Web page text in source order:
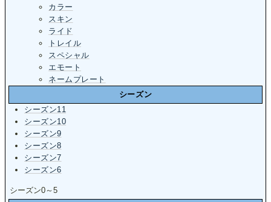
カラー
スキン
ライド
トレイル
スペシャル
エモート
ネームプレート
シーズン
シーズン11
シーズン10
シーズン9
シーズン8
シーズン7
シーズン6
シーズン0～5